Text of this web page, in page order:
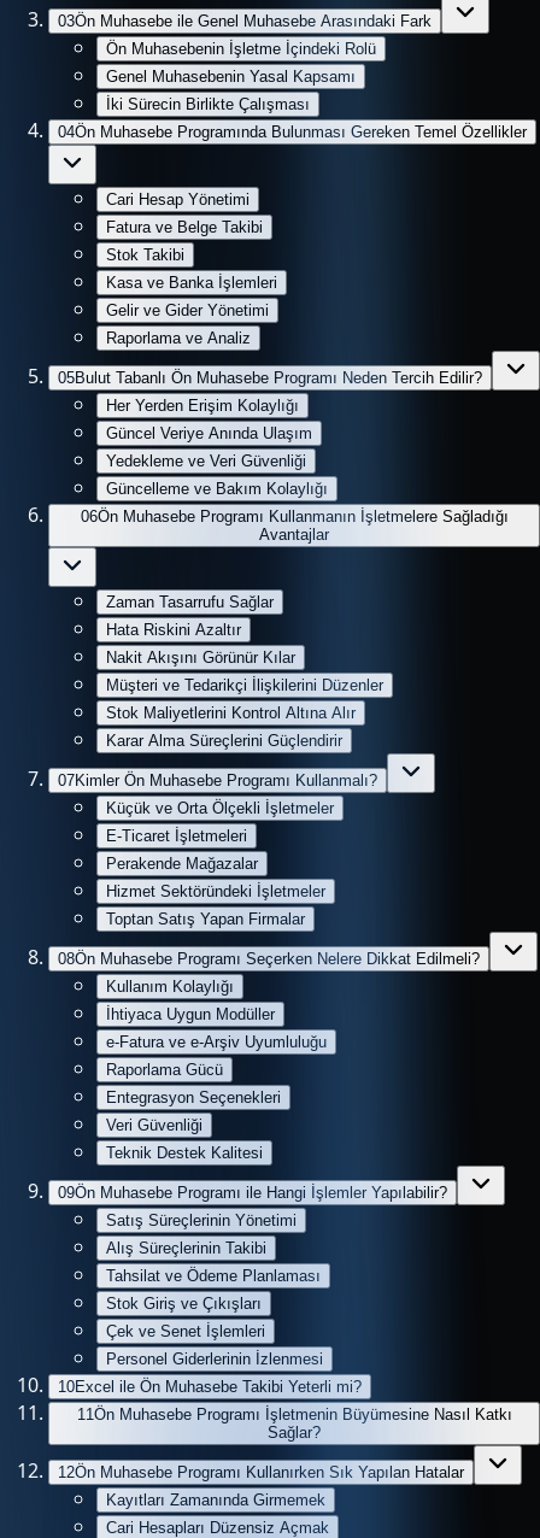
03Ön Muhasebe ile Genel Muhasebe Arasındaki Fark
Ön Muhasebenin İşletme İçindeki Rolü
Genel Muhasebenin Yasal Kapsamı
İki Sürecin Birlikte Çalışması
04Ön Muhasebe Programında Bulunması Gereken Temel Özellikler
Cari Hesap Yönetimi
Fatura ve Belge Takibi
Stok Takibi
Kasa ve Banka İşlemleri
Gelir ve Gider Yönetimi
Raporlama ve Analiz
05Bulut Tabanlı Ön Muhasebe Programı Neden Tercih Edilir?
Her Yerden Erişim Kolaylığı
Güncel Veriye Anında Ulaşım
Yedekleme ve Veri Güvenliği
Güncelleme ve Bakım Kolaylığı
06Ön Muhasebe Programı Kullanmanın İşletmelere Sağladığı
Avantajlar
Zaman Tasarrufu Sağlar
Hata Riskini Azaltır
Nakit Akışını Görünür Kılar
Müşteri ve Tedarikçi İlişkilerini Düzenler
Stok Maliyetlerini Kontrol Altına Alır
Karar Alma Süreçlerini Güçlendirir
07Kimler Ön Muhasebe Programı Kullanmalı?
Küçük ve Orta Ölçekli İşletmeler
E-Ticaret İşletmeleri
Perakende Mağazalar
Hizmet Sektöründeki İşletmeler
Toptan Satış Yapan Firmalar
08Ön Muhasebe Programı Seçerken Nelere Dikkat Edilmeli?
Kullanım Kolaylığı
İhtiyaca Uygun Modüller
e-Fatura ve e-Arşiv Uyumluluğu
Raporlama Gücü
Entegrasyon Seçenekleri
Veri Güvenliği
Teknik Destek Kalitesi
09Ön Muhasebe Programı ile Hangi İşlemler Yapılabilir?
Satış Süreçlerinin Yönetimi
Alış Süreçlerinin Takibi
Tahsilat ve Ödeme Planlaması
Stok Giriş ve Çıkışları
Çek ve Senet İşlemleri
Personel Giderlerinin İzlenmesi
10Excel ile Ön Muhasebe Takibi Yeterli mi?
11 Ön Muhasebe Programı İşletmenin Büyümesine Nasıl Katkı
Sağlar?
12Ön Muhasebe Programı Kullanırken Sık Yapılan Hatalar
Kayıtları Zamanında Girmemek
Cari Hesapları Düzensiz Açmak